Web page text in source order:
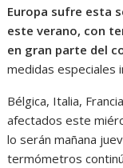
Europa sufre esta
este verano, con
en gran parte del
medidas especiales
Bélgica, Italia,
afectados este
lo serán mañana
termómetros